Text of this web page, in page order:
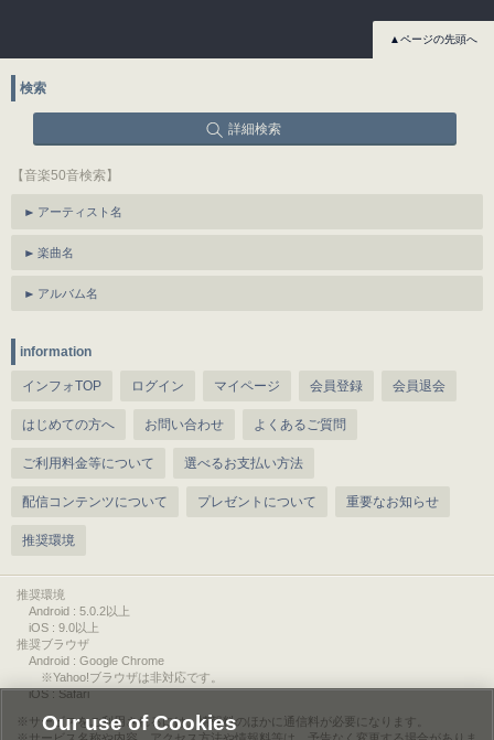
▲ページの先頭へ
検索
詳細検索
【音楽50音検索】
アーティスト名
楽曲名
アルバム名
information
インフォTOP ログイン マイページ 会員登録 会員退会
はじめての方へ お問い合わせ よくあるご質問
ご利用料金等について 選べるお支払い方法
配信コンテンツについて プレゼントについて 重要なお知らせ
推奨環境
推奨環境
Android : 5.0.2以上
iOS : 9.0以上
推奨ブラウザ
Android : Google Chrome
※Yahoo!ブラウザは非対応です。
iOS : Safari
サービスをご利用されるには、情報料のほかに通信料が必要になります。
Our use of Cookies